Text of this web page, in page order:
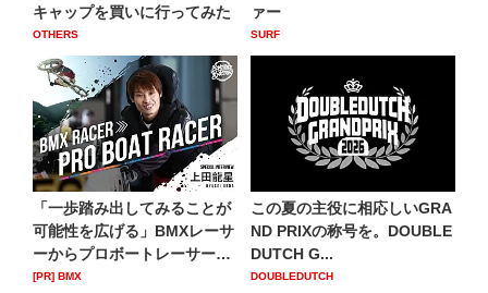
キャップを買いに行ってみた
OTHERS
ァー
SURF
「一歩踏み出してみることが
可能性を広げる」BMXレーサ
ーからプロボートレーサー
へ...
[PR] BMX
この夏の主役に相応しいGRA
ND PRIXの称号を。DOUBLE
DUTCH G...
DOUBLEDUTCH